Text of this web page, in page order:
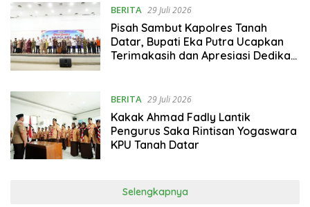
BERITA 29 Juli 2026
Pisah Sambut Kapolres Tanah
Datar, Bupati Eka Putra Ucapkan
Terimakasih dan Apresiasi Dedikasi
BERITA 29 Juli 2026
Kakak Ahmad Fadly Lantik
Pengurus Saka Rintisan Yogaswara
KPU Tanah Datar
Selengkapnya